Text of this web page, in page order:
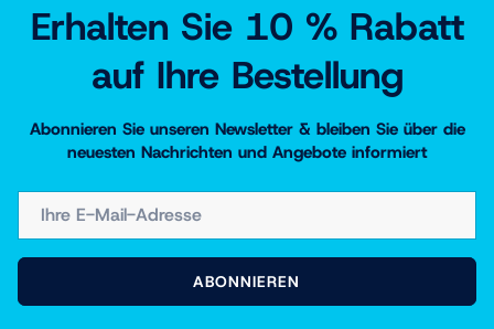
Erhalten Sie 10 % Rabatt
auf Ihre Bestellung
Abonnieren Sie unseren Newsletter & bleiben Sie über die
neuesten Nachrichten und Angebote informiert
ABONNIEREN